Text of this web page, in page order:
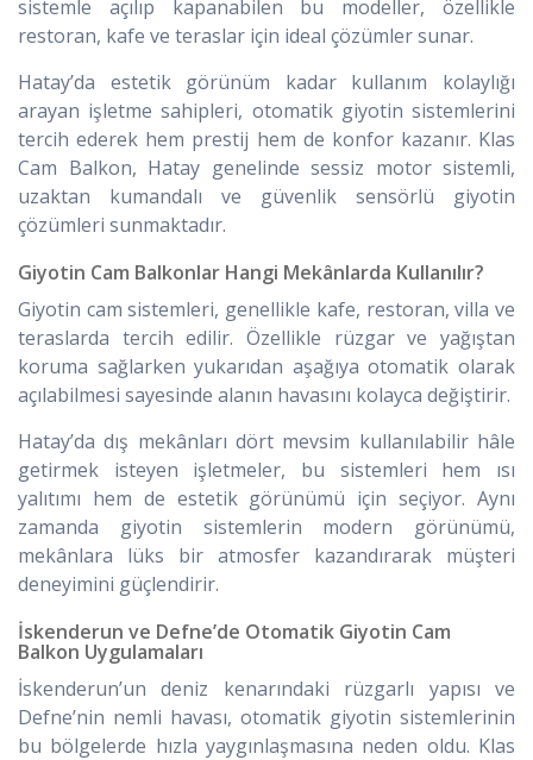
sistemle açılıp kapanabilen bu modeller, özellikle
restoran, kafe ve teraslar için ideal çözümler sunar.
Hatay’da estetik görünüm kadar kullanım kolaylığı
arayan işletme sahipleri, otomatik giyotin sistemlerini
tercih ederek hem prestij hem de konfor kazanır. Klas
Cam Balkon, Hatay genelinde sessiz motor sistemli,
uzaktan kumandalı ve güvenlik sensörlü giyotin
çözümleri sunmaktadır.
Giyotin Cam Balkonlar Hangi Mekânlarda Kullanılır?
Giyotin cam sistemleri, genellikle kafe, restoran, villa ve
teraslarda tercih edilir. Özellikle rüzgar ve yağıştan
koruma sağlarken yukarıdan aşağıya otomatik olarak
açılabilmesi sayesinde alanın havasını kolayca değiştirir.
Hatay’da dış mekânları dört mevsim kullanılabilir hâle
getirmek isteyen işletmeler, bu sistemleri hem ısı
yalıtımı hem de estetik görünümü için seçiyor. Aynı
zamanda giyotin sistemlerin modern görünümü,
mekânlara lüks bir atmosfer kazandırarak müşteri
deneyimini güçlendirir.
İskenderun ve Defne’de Otomatik Giyotin Cam
Balkon Uygulamaları
İskenderun’un deniz kenarındaki rüzgarlı yapısı ve
Defne’nin nemli havası, otomatik giyotin sistemlerinin
bu bölgelerde hızla yaygınlaşmasına neden oldu. Klas